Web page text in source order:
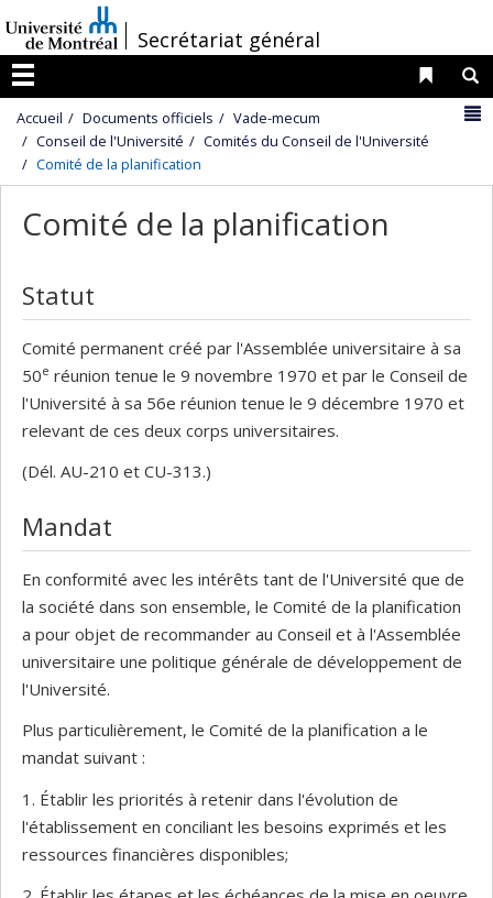
au
contenu
/
Secrétariat général
Menu
Liens
Accueil Documents officiels
Vade-mecum
Conseil de l'Université
Comités du Conseil de l'Université
Comité de la planification
Comité de la planification
Statut
Comité permanent créé par l'Assemblée universitaire à sa
50e réunion tenue le 9 novembre 1970 et par le Conseil de
l'Université à sa 56e réunion tenue le 9 décembre 1970 et
relevant de ces deux corps universitaires.
(Dél. AU-210 et CU-313.)
Mandat
En conformité avec les intérêts tant de l'Université que de
la société dans son ensemble, le Comité de la planification
a pour objet de recommander au Conseil et à l'Assemblée
universitaire une politique générale de développement de
l'Université.
Plus particulièrement, le Comité de la planification a le
mandat suivant :
1. Établir les priorités à retenir dans l'évolution de
l'établissement en conciliant les besoins exprimés et les
ressources financières disponibles;